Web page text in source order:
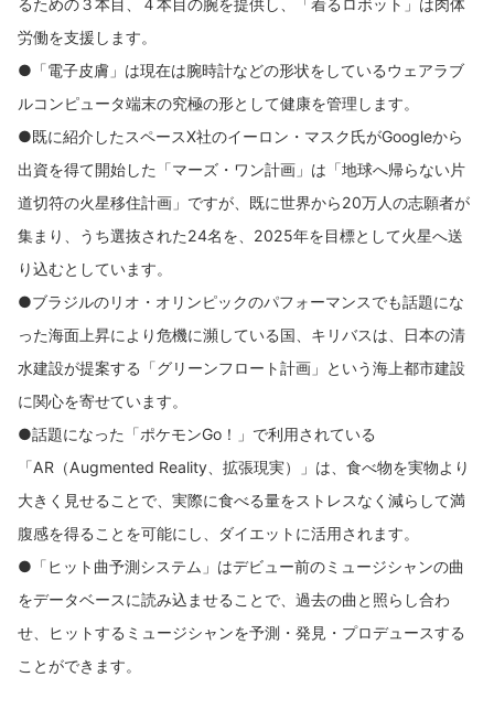
るための３本目、４本目の腕を提供し、「着るロボット」は肉体
労働を支援します。
●「電子皮膚」は現在は腕時計などの形状をしているウェアラブ
ルコンピュータ端末の究極の形として健康を管理します。
●既に紹介したスペースX社のイーロン・マスク氏がGoogleから
出資を得て開始した「マーズ・ワン計画」は「地球へ帰らない片
道切符の火星移住計画」ですが、既に世界から20万人の志願者が
集まり、うち選抜された24名を、2025年を目標として火星へ送
り込むとしています。
●ブラジルのリオ・オリンピックのパフォーマンスでも話題にな
った海面上昇により危機に瀕している国、キリバスは、日本の清
水建設が提案する「グリーンフロート計画」という海上都市建設
に関心を寄せています。
●話題になった「ポケモンGo！」で利用されている
「AR（Augmented Reality、拡張現実）」は、食べ物を実物より
大きく見せることで、実際に食べる量をストレスなく減らして満
腹感を得ることを可能にし、ダイエットに活用されます。
●「ヒット曲予測システム」はデビュー前のミュージシャンの曲
をデータベースに読み込ませることで、過去の曲と照らし合わ
せ、ヒットするミュージシャンを予測・発見・プロデュースする
ことができます。